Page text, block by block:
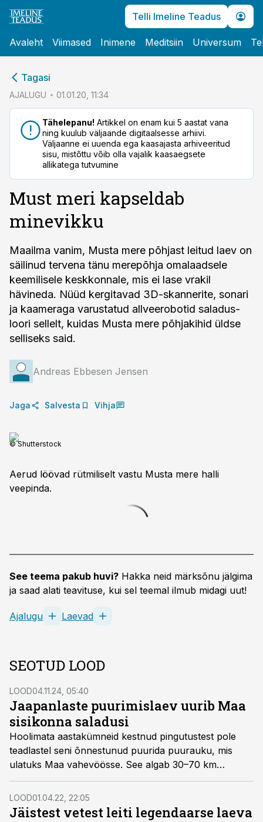
Telli Imeline Teadus
Avaleht Viimased Inimene Meditsiin Universum
Tagasi
AJALUGU 01.01.20, 11:34
Tähelepanu! Artikkel on enam kui 5 aastat vana
ning kuulub väljaande digitaalsesse arhiivi.
Väljaanne ei uuenda ega kaasajasta arhiveeritud
sisu, mistõttu võib olla vajalik kaasaegsete
allikatega tutvumine
Must meri kapseldab
minevikku
Maailma vanim, Musta mere põhjast leitud laev on
säilinud tervena tänu merepõhja omalaadsele
keemilisele keskkonnale, mis ei lase vrakil
hävineda. Nüüd kergitavad 3D-skannerite, sonari
ja kaameraga varustatud allveerobotid saladus­
loori sellelt, kuidas Musta mere põhjakihid üldse
selliseks said.
Andreas Ebbesen Jensen
Jaga Salvesta Vihja
© Shutterstock
Aerud löövad rütmiliselt vastu Musta mere halli
veepinda.
See teema pakub huvi? Hakka neid märksõnu jälgima
ja saad alati teavituse, kui sel teemal ilmub midagi uut!
Ajalugu Laevad
SEOTUD LOOD
LOOD04.11.24, 05:40
Jaapanlaste puurimislaev uurib Maa
sisikonna saladusi
Hoolimata aastakümneid kestnud pingutustest pole
teadlastel seni õnnestunud puurida puurauku, mis
ulatuks Maa vahevöösse. See algab 30–70 km
sügavusel maakoore all. Nüüd on leitud Atlandi
ookeani kesk­osast vahevöösse palju lühem tee. Miks
on see kiht teadlastele oluline ja miks on meie kodu­
LOOD01.04.22, 22:05
Jäistest vetest leiti legendaarse laeva